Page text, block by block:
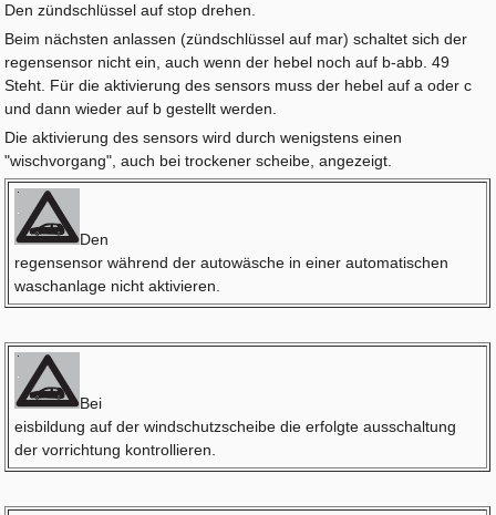
Den zündschlüssel auf stop drehen.
Beim nächsten anlassen (zündschlüssel auf mar) schaltet sich der
regensensor nicht ein, auch wenn der hebel noch auf b-abb. 49
Steht. Für die aktivierung des sensors muss der hebel auf a oder c
und dann wieder auf b gestellt werden.
Die aktivierung des sensors wird durch wenigstens einen
"wischvorgang", auch bei trockener scheibe, angezeigt.
Den
regensensor während der autowäsche in einer automatischen
waschanlage nicht aktivieren.
Bei
eisbildung auf der windschutzscheibe die erfolgte ausschaltung
der vorrichtung kontrollieren.